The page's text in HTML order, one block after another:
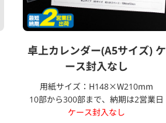
卓上カレンダー(A5サイズ) ケ
ース封入なし
用紙サイズ：H148×W210mm
10部から300部まで、納期は2営業日
ケース封入なし